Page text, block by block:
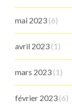
mai 2023 (6)
avril 2023 (1)
mars 2023 (1)
février 2023 (6)